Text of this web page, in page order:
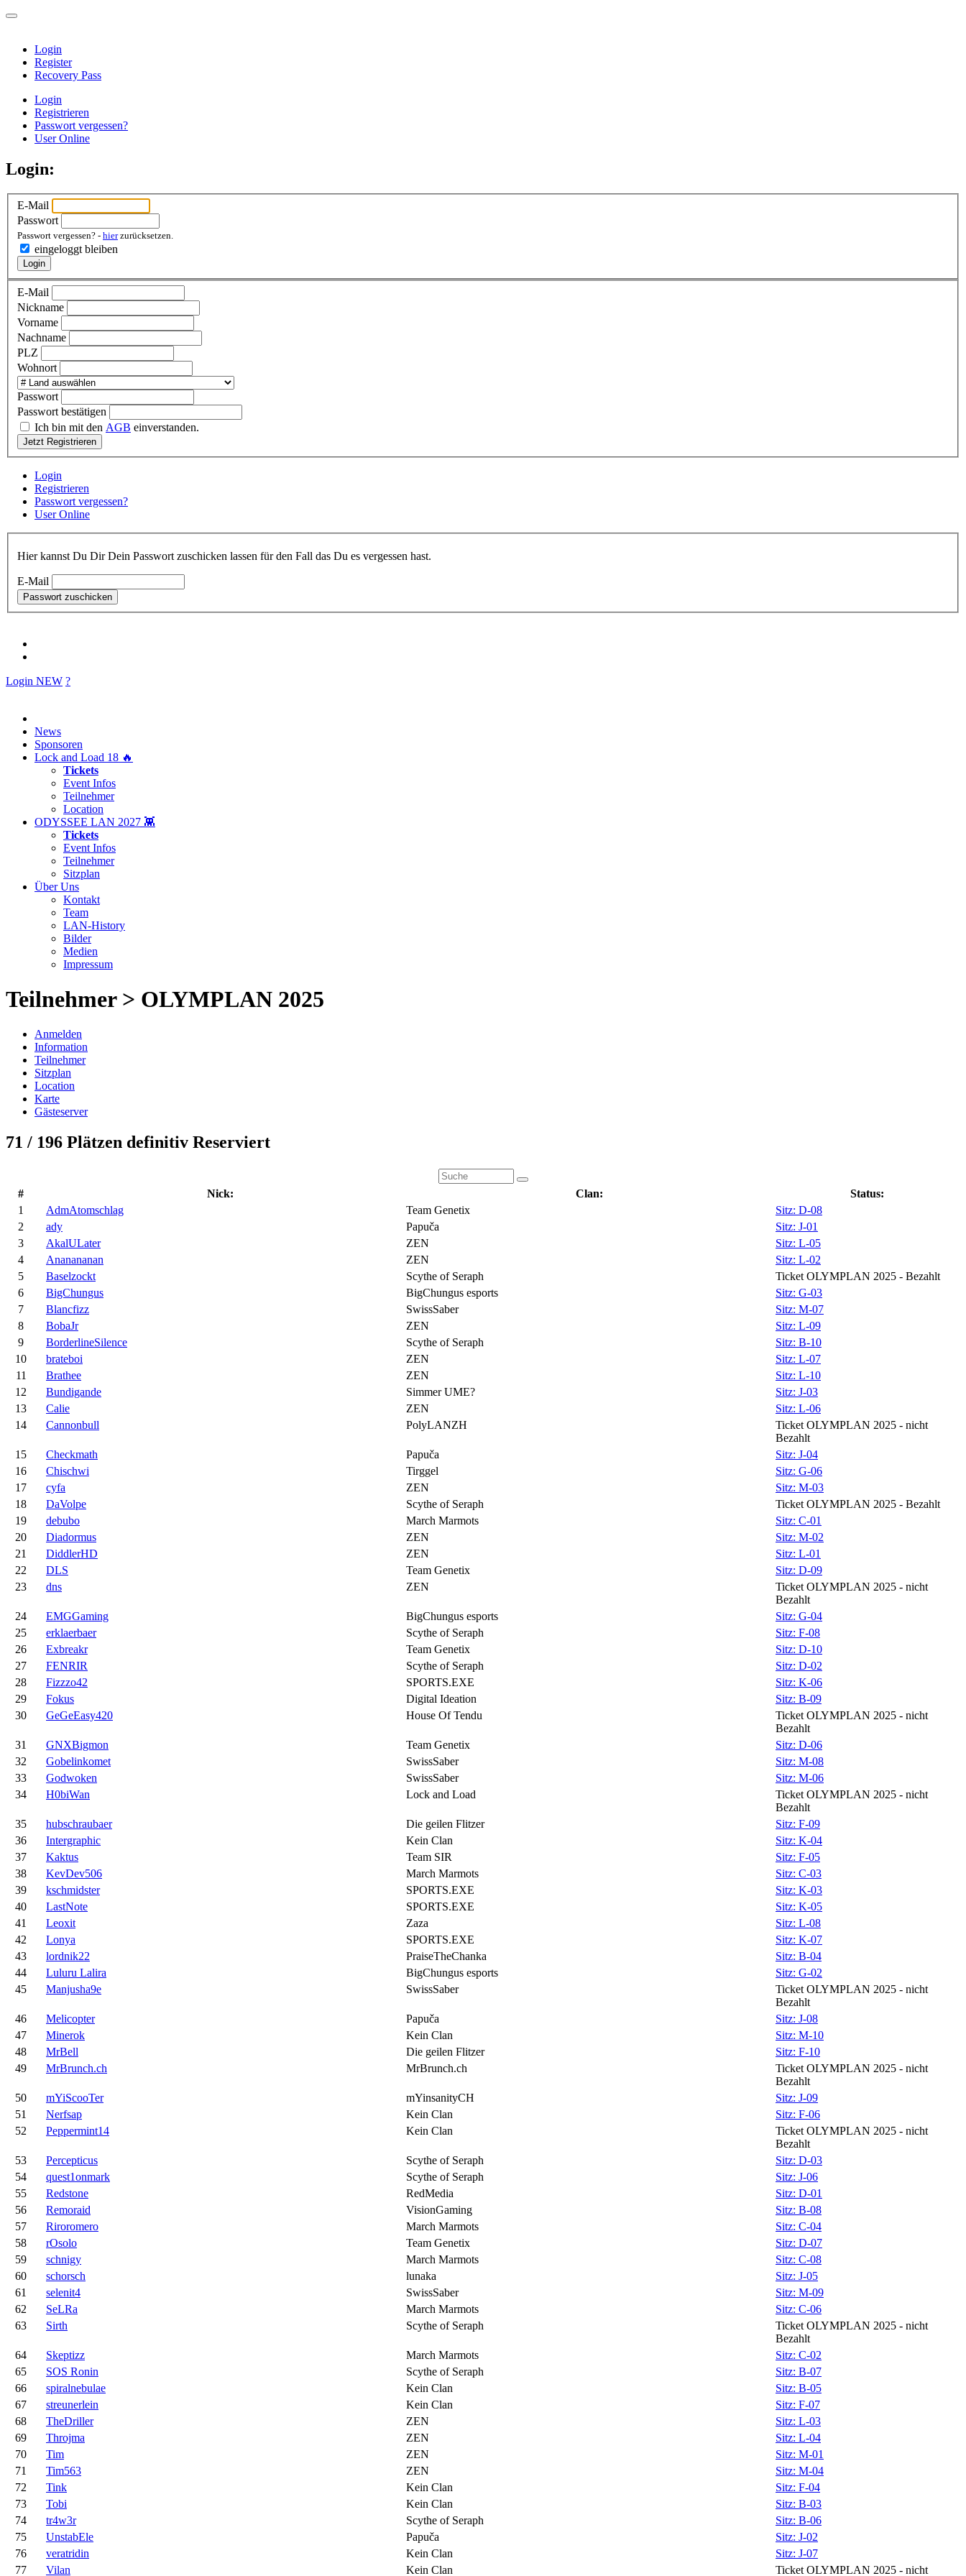
Login
Register
Recovery Pass
Login
Registrieren
Passwort vergessen?
User Online
Login:
E-Mail
Passwort
Passwort vergessen? - hierzurücksetzen.
eingeloggt bleiben
Login
E-Mail
Nickname
Vorname
Nachname
PLZ
Wohnort
Passwort
Passwort bestätigen
Ich bin mit den AGB einverstanden.
Jetzt Registrieren
Login
Registrieren
Passwort vergessen?
User Online
Hier kannst Du Dir Dein Passwort zuschicken lassen für den Fall das Du es vergessen hast.
E-Mail
Passwort zuschicken
Login NEW ?
News
Sponsoren
Lock and Load 18 🔥
Tickets
Event Infos
Teilnehmer
Location
ODYSSEE LAN 2027 👾
Tickets
Event Infos
Teilnehmer
Sitzplan
Über Uns
Kontakt
Team
LAN-History
Bilder
Medien
Impressum
Teilnehmer > OLYMPLAN 2025
Anmelden
Information
Teilnehmer
Sitzplan
Location
Karte
Gästeserver
71 / 196 Plätzen definitiv Reserviert
# Nick: Clan:
Status:
1
AdmAtomschlag Team Genetix
Sitz: D-08
2
ady Papuča
Sitz: J-01
3
AkalULater ZEN
Sitz: L-05
4
Ananananan ZEN
Sitz: L-02
5
Baselzockt Scythe of Seraph
Ticket OLYMPLAN 2025 - Bezahlt
6
BigChungus BigChungus esports
Sitz: G-03
7
Blancfizz SwissSaber
Sitz: M-07
8
BobaJr ZEN
Sitz: L-09
9
BorderlineSilence Scythe of Seraph
Sitz: B-10
10
brateboi ZEN
Sitz: L-07
11
Brathee ZEN
Sitz: L-10
12
Bundigande Simmer UME?
Sitz: J-03
13
Calie ZEN
Sitz: L-06
14
Cannonbull PolyLANZH
Ticket OLYMPLAN 2025 - nicht
Bezahlt
15
Checkmath Papuča
Sitz: J-04
16
Chischwi Tirggel
Sitz: G-06
17
cyfa ZEN
Sitz: M-03
18
DaVolpe Scythe of Seraph
Ticket OLYMPLAN 2025 - Bezahlt
19
debubo March Marmots
Sitz: C-01
20
Diadormus ZEN
Sitz: M-02
21
DiddlerHD ZEN
Sitz: L-01
22
DLS Team Genetix
Sitz: D-09
23
dns ZEN
Ticket OLYMPLAN 2025 - nicht
Bezahlt
24
EMGGaming BigChungus esports
Sitz: G-04
25
erklaerbaer Scythe of Seraph
Sitz: F-08
26
Exbreakr Team Genetix
Sitz: D-10
27
FENRIR Scythe of Seraph
Sitz: D-02
28
Fizzzo42 SPORTS.EXE
Sitz: K-06
29
Fokus Digital Ideation
Sitz: B-09
30
GeGeEasy420 House Of Tendu
Ticket OLYMPLAN 2025 - nicht
Bezahlt
31
GNXBigmon Team Genetix
Sitz: D-06
32
Gobelinkomet SwissSaber
Sitz: M-08
33
Godwoken SwissSaber
Sitz: M-06
34
H0biWan Lock and Load
Ticket OLYMPLAN 2025 - nicht
Bezahlt
35
hubschraubaer Die geilen Flitzer
Sitz: F-09
36
Intergraphic Kein Clan
Sitz: K-04
37
Kaktus Team SIR
Sitz: F-05
38
KevDev506 March Marmots
Sitz: C-03
39
kschmidster SPORTS.EXE
Sitz: K-03
40
LastNote SPORTS.EXE
Sitz: K-05
41
Leoxit Zaza
Sitz: L-08
42
Lonya SPORTS.EXE
Sitz: K-07
43
lordnik22 PraiseTheChanka
Sitz: B-04
44
Luluru Lalira BigChungus esports
Sitz: G-02
45
Manjusha9e SwissSaber
Ticket OLYMPLAN 2025 - nicht
Bezahlt
46
Melicopter Papuča
Sitz: J-08
47
Minerok Kein Clan
Sitz: M-10
48
MrBell Die geilen Flitzer
Sitz: F-10
49
MrBrunch.ch MrBrunch.ch
Ticket OLYMPLAN 2025 - nicht
Bezahlt
50
mYiScooTer mYinsanityCH
Sitz: J-09
51
Nerfsap Kein Clan
Sitz: F-06
52
Peppermint14 Kein Clan
Ticket OLYMPLAN 2025 - nicht
Bezahlt
53
Percepticus Scythe of Seraph
Sitz: D-03
54
quest1onmark Scythe of Seraph
Sitz: J-06
55
Redstone RedMedia
Sitz: D-01
56
Remoraid VisionGaming
Sitz: B-08
57
Riroromero March Marmots
Sitz: C-04
58
rOsolo Team Genetix
Sitz: D-07
59
schnigy March Marmots
Sitz: C-08
60
schorsch lunaka
Sitz: J-05
61
selenit4 SwissSaber
Sitz: M-09
62
SeLRa March Marmots
Sitz: C-06
63
Sirth Scythe of Seraph
Ticket OLYMPLAN 2025 - nicht
Bezahlt
64
Skeptizz March Marmots
Sitz: C-02
65
SOS Ronin Scythe of Seraph
Sitz: B-07
66
spiralnebulae Kein Clan
Sitz: B-05
67
streunerlein Kein Clan
Sitz: F-07
68
TheDriller ZEN
Sitz: L-03
69
Throjma ZEN
Sitz: L-04
70
Tim ZEN
Sitz: M-01
71
Tim563 ZEN
Sitz: M-04
72
Tink Kein Clan
Sitz: F-04
73
Tobi Kein Clan
Sitz: B-03
74
tr4w3r Scythe of Seraph
Sitz: B-06
75
UnstabEle Papuča
Sitz: J-02
76
veratridin Kein Clan
Sitz: J-07
77
Vilan Kein Clan Ticket OLYMPLAN 2025 - nicht